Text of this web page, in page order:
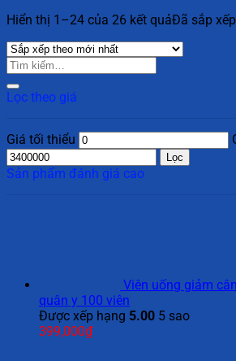
Hiển thị 1–24 của 26 kết quảĐã sắp
Lọc theo giá
Giá tối thiểu
Lọc
Sản phẩm đánh giá cao
Viên uống giảm
quân y 100 viên
Được xếp hạng 5.00 5 sao
399,000₫